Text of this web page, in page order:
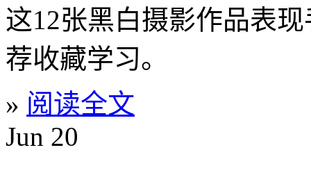
这12张黑白摄影作品表
荐收藏学习。
» 阅读全文
Jun 20